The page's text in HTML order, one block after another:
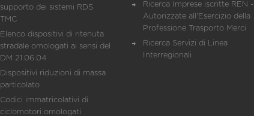
supporto dei sistemi RDS
TMC
Elenco dispositivi di ritenuta
stradale omologati ai sensi del
DM 21.06.04
Dispositivi riduzioni di massa
particolato
Codici immatricolativi di
ciclomotori omologati
Ricerca Imprese iscritte REN -
Autorizzate all'Esercizio della
Professione Trasporto Merci
Ricerca Servizi di Linea
Interregionali